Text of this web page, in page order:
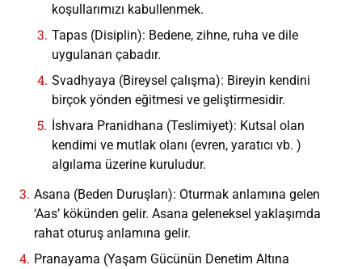
koşullarımızı kabullenmek.
Tapas (Disiplin): Bedene, zihne, ruha ve dile
uygulanan çabadır.
Svadhyaya (Bireysel çalışma): Bireyin kendini
birçok yönden eğitmesi ve geliştirmesidir.
İshvara Pranidhana (Teslimiyet): Kutsal olan
kendimi ve mutlak olanı (evren, yaratıcı vb. )
algılama üzerine kuruludur.
Asana (Beden Duruşları): Oturmak anlamına gelen
‘Aas’ kökünden gelir. Asana geleneksel yaklaşımda
rahat oturuş anlamına gelir.
Pranayama (Yaşam Gücünün Denetim Altına